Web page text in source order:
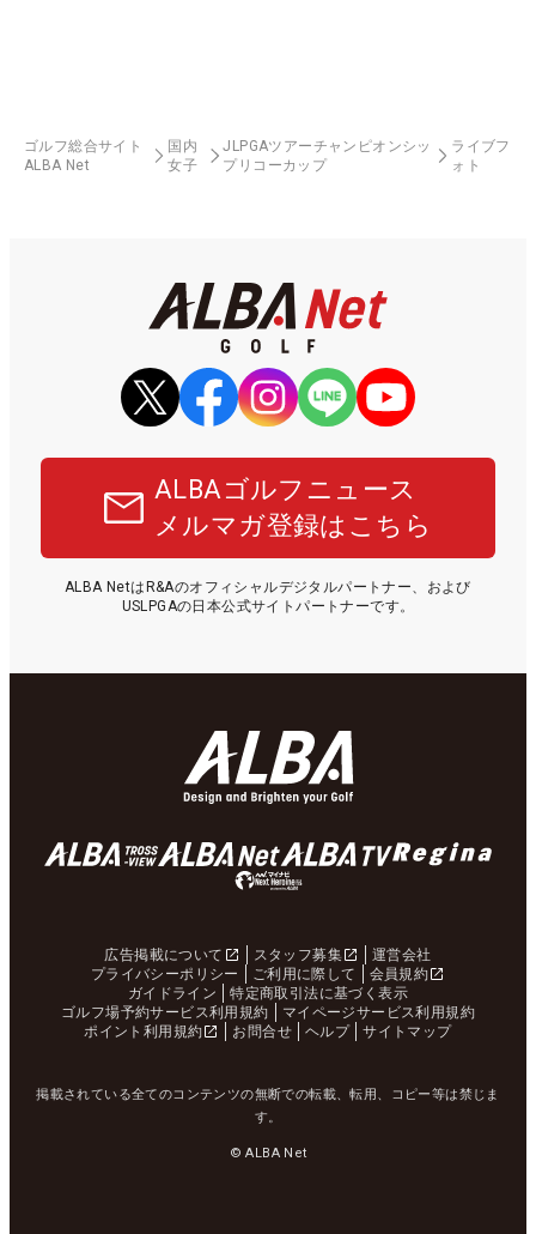
ゴルフ総合サイト
ALBA Net
国内
女子
JLPGAツアーチャンピオンシッ
プリコーカップ
ライブフ
ォト
ALBAゴルフニュース
メルマガ登録はこちら
ALBA NetはR&Aのオフィシャルデジタルパートナー、および
USLPGAの日本公式サイトパートナーです。
広告掲載について スタッフ募集
運営会社
プライバシーポリシー
ご利用に際して
会員規約
ガイドライン
特定商取引法に基づく表示
ゴルフ場予約サービス利用規約
マイページサービス利用規約
ポイント利用規約
お問合せ ヘルプ サイトマップ
掲載されている全てのコンテンツの無断での転載、転用、コピー等は禁じま
す。
© ALBA Net